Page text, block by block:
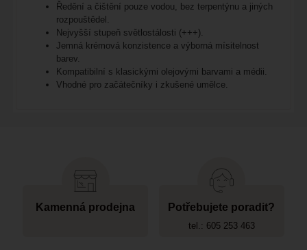
Ředění a čištění pouze vodou, bez terpentýnu a jiných
rozpouštědel.
Nejvyšší stupeň světlostálosti (+++).
Jemná krémová konzistence a výborná mísitelnost
barev.
Kompatibilní s klasickými olejovými barvami a médii.
Vhodné pro začátečníky i zkušené umělce.
Kamenná prodejna Potřebujete poradit?
tel.: 605 253 463